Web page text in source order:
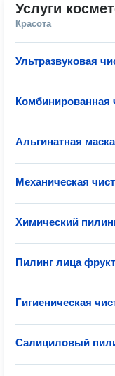
Услуги
Красота
Ультразвуковая
Комбинированная
Альгинатная
Механическая
Химический
Пилинг лица
Гигиеническая
Салициловый